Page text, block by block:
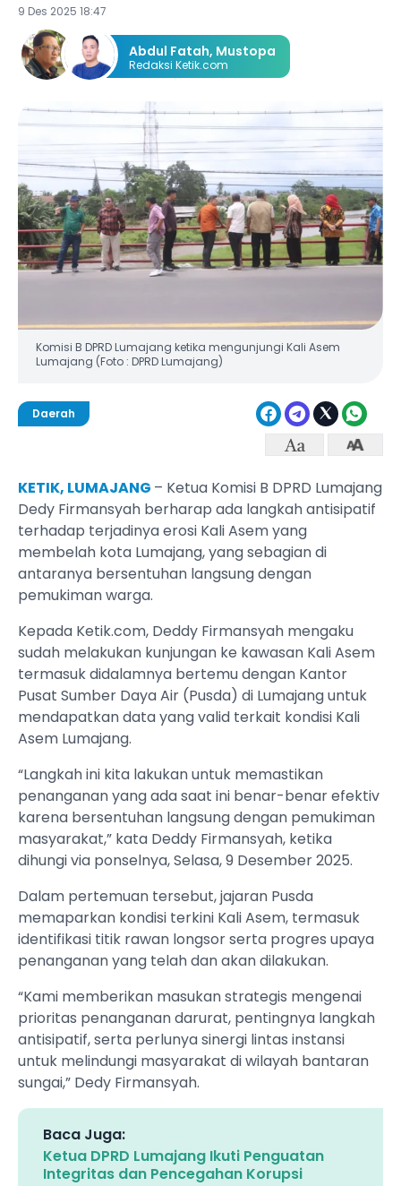
9 Des 2025 18:47
Abdul Fatah, Mustopa
Redaksi Ketik.com
Komisi B DPRD Lumajang ketika mengunjungi Kali Asem
Lumajang (Foto : DPRD Lumajang)
Daerah
KETIK, LUMAJANG – Ketua Komisi B DPRD Lumajang
Dedy Firmansyah berharap ada langkah antisipatif
terhadap terjadinya erosi Kali Asem yang
membelah kota Lumajang, yang sebagian di
antaranya bersentuhan langsung dengan
pemukiman warga.
Kepada Ketik.com, Deddy Firmansyah mengaku
sudah melakukan kunjungan ke kawasan Kali Asem
termasuk didalamnya bertemu dengan Kantor
Pusat Sumber Daya Air (Pusda) di Lumajang untuk
mendapatkan data yang valid terkait kondisi Kali
Asem Lumajang.
“Langkah ini kita lakukan untuk memastikan
penanganan yang ada saat ini benar-benar efektiv
karena bersentuhan langsung dengan pemukiman
masyarakat,” kata Deddy Firmansyah, ketika
dihungi via ponselnya, Selasa, 9 Desember 2025.
Dalam pertemuan tersebut, jajaran Pusda
memaparkan kondisi terkini Kali Asem, termasuk
identifikasi titik rawan longsor serta progres upaya
penanganan yang telah dan akan dilakukan.
“Kami memberikan masukan strategis mengenai
prioritas penanganan darurat, pentingnya langkah
antisipatif, serta perlunya sinergi lintas instansi
untuk melindungi masyarakat di wilayah bantaran
sungai,” Dedy Firmansyah.
Baca Juga:
Ketua DPRD Lumajang Ikuti Penguatan
Integritas dan Pencegahan Korupsi